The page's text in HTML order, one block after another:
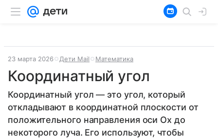
23 марта 2026 Дети Mail Математика
Координатный угол
Координатный угол — это угол, который
откладывают в координатной плоскости от
положительного направления оси Ox до
некоторого луча. Его используют, чтобы